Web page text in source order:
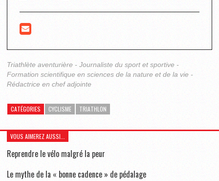
Triathlète aventurière - Journaliste du sport et sportive -
Formation scientifique en sciences de la nature et de la vie -
Rédactrice en chef adjointe
CATÉGORIES CYCLISME TRIATHLON
VOUS AIMEREZ AUSSI...
Reprendre le vélo malgré la peur
Le mythe de la « bonne cadence » de pédalage